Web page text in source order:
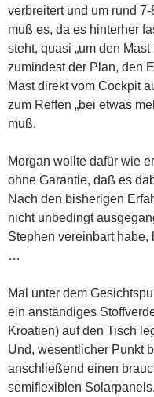
verbreitert und um rund
muß es, da es hinterher
steht, quasi „um den
zumindest der Plan, den
Mast direkt vom Cockpit
zum Reffen „bei etwas
muß.
Morgan wollte dafür wie
ohne Garantie, daß es
Nach den bisherigen
nicht unbedingt
Stephen vereinbart
…
Mal unter dem
ein anständiges
Kroatien) auf den Tisch
Und, wesentlicher Punkt
anschließend einen
semiflexiblen